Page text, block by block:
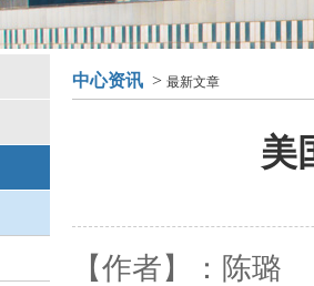
中心资讯 > 最新文章
美
【作者 】
：陈璐